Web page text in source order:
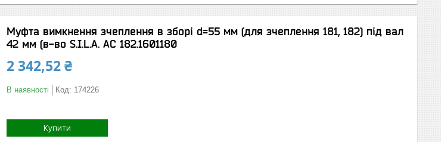
Муфта вимкнення зчеплення в зборі d=55 мм (для зчеплення 181, 182) під вал
42 мм (в-во S.I.L.A. AC 182.1601180
2 342,52 ₴
В наявності Код: 174226
Купити